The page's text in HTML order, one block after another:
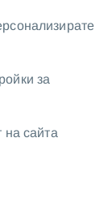
за
на сайта